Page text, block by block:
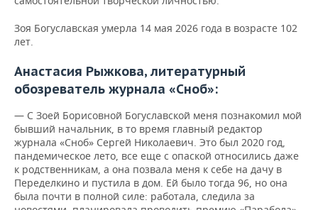
Зоя Богуславская умерла 14 мая 2026 года в возрасте 102
лет.
Анастасия Рыжкова, литературный
обозреватель журнала «Сноб»:
— С Зоей Борисовной Богуславской меня познакомил мой
бывший начальник, в то время главный редактор
журнала «Сноб» Сергей Николаевич. Это был 2020 год,
пандемическое лето, все еще с опаской относились даже
к родственникам, а она позвала меня к себе на дачу в
Переделкино и пустила в дом. Ей было тогда 96, но она
была почти в полной силе: работала, следила за